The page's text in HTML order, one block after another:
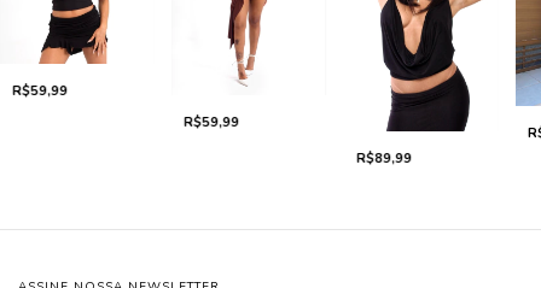
R$59,99
R$59,99
R$89,99